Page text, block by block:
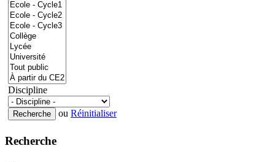
Discipline
ou Réinitialiser
Recherche